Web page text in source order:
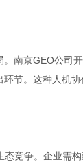
南京GEO公司
节。这种人机
态竞争。企业需